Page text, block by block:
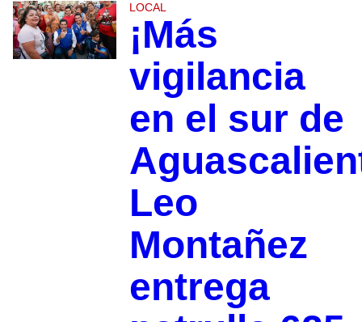
LOCAL
¡Más
vigilancia
en el sur de
Leo
Montañez
entrega